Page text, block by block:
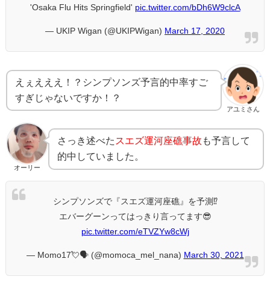
'Osaka Flu Hits Springfield' pic.twitter.com/bDh6W9clcA
— UKIP Wigan (@UKIPWigan) March 17, 2020
アユミさん
えぇえええ！？シンプソンズ予言的中率すご
すぎじゃないですか！？
オーリー
さっき述べた スエズ運河座礁事故 も予言して
的中していました。
シンプソンズで『スエズ運河座礁』を予測⁉️
エバーグーンってはっきり言ってます😎
pic.twitter.com/eTVZYw8cWj
— Momo17💘🗣 (@momoca_mel_nana) March 30, 2021